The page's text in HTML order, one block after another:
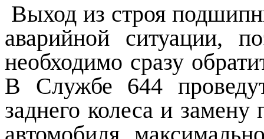
Выход из строя
аварийной ситуации,
необходимо сразу
В Службе 644
заднего колеса и